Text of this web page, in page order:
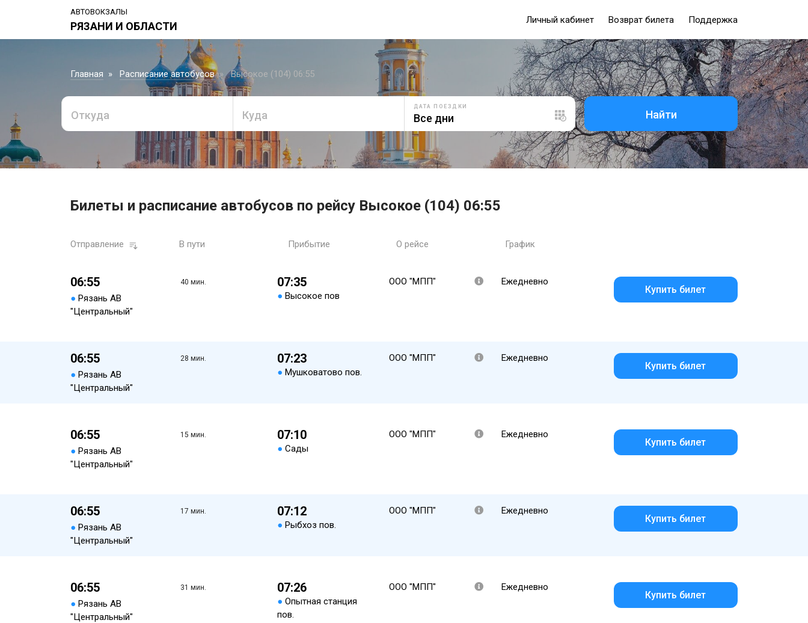
АВТОВОКЗАЛЫ
РЯЗАНИ И ОБЛАСТИ
Личный кабинет Возврат билета Поддержка
Главная Расписание автобусов Высокое (104) 06:55
Откуда Куда
ДАТА ПОЕЗДКИ
Найти
Билеты и расписание автобусов по рейсу Высокое (104) 06:55
Отправление В пути Прибытие О рейсе График
06:55
● Рязань АВ
"Центральный"
40 мин. 07:35
● Высокое пов
ООО "МПП" Ежедневно
Купить билет
06:55
● Рязань АВ
"Центральный"
28 мин. 07:23
● Мушковатово пов.
ООО "МПП" Ежедневно
Купить билет
06:55
● Рязань АВ
"Центральный"
15 мин. 07:10
● Сады
ООО "МПП" Ежедневно
Купить билет
06:55
● Рязань АВ
"Центральный"
17 мин. 07:12
● Рыбхоз пов.
ООО "МПП" Ежедневно
Купить билет
06:55
● Рязань АВ
"Центральный"
31 мин. 07:26
● Опытная станция
пов.
ООО "МПП" Ежедневно
Купить билет